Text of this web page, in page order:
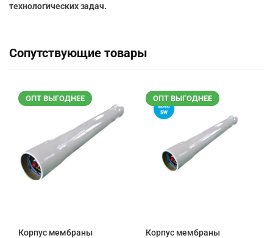
технологических задач.
Сопутствующие товары
ОПТ ВЫГОДНЕЕ
Корпус мембраны
ОПТ ВЫГОДНЕЕ
Корпус мембраны